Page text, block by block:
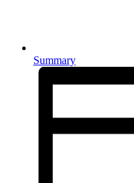
Summary